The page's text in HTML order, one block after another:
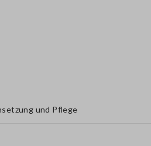
und Pflege